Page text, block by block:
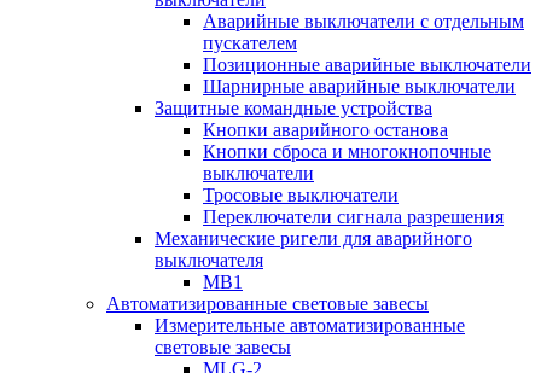
Аварийные выключатели с отдельным
пускателем
Позиционные аварийные выключатели
Шарнирные аварийные выключатели
Защитные командные устройства
Кнопки аварийного останова
Кнопки сброса и многокнопочные
выключатели
Тросовые выключатели
Переключатели сигнала разрешения
Механические ригели для аварийного
выключателя
MB1
Автоматизированные световые завесы
Измерительные автоматизированные
световые завесы
MLG-2